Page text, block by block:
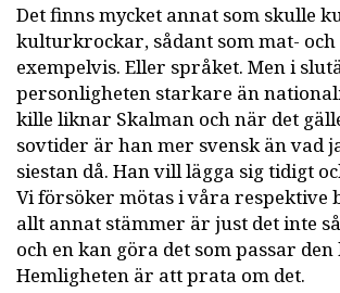
Det finns mycket annat som skulle
kulturkrockar, sådant som mat-
exempelvis. Eller språket. Men i
personligheten starkare än
kille liknar Skalman och när det
sovtider är han mer svensk än vad
siestan då. Han vill lägga sig tidigt
Vi försöker mötas i våra respektive
allt annat stämmer är just det inte
och en kan göra det som passar den
Hemligheten är att prata om det.